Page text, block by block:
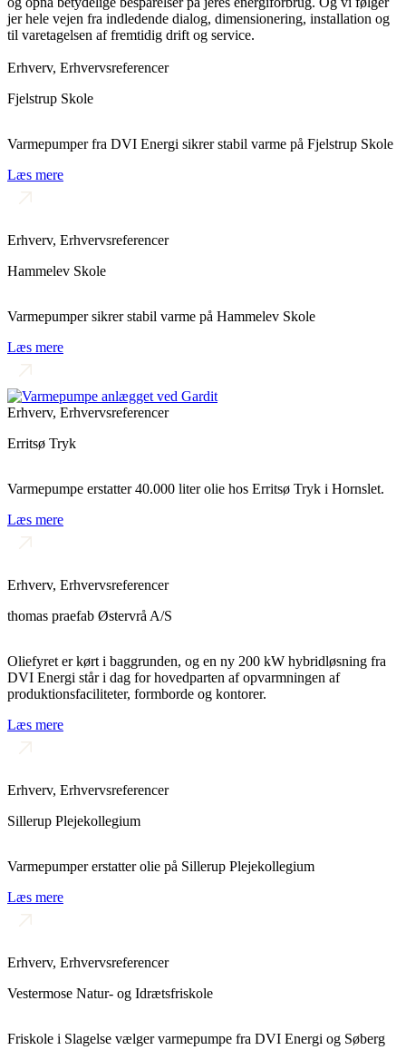
jer hele vejen fra indledende dialog, dimensionering, installation og
til varetagelsen af fremtidig drift og service.
Erhverv, Erhvervsreferencer
Fjelstrup Skole
Varmepumper fra DVI Energi sikrer stabil varme på Fjelstrup Skole
Læs mere
Erhverv, Erhvervsreferencer
Hammelev Skole
Varmepumper sikrer stabil varme på Hammelev Skole
Læs mere
Erhverv, Erhvervsreferencer
Erritsø Tryk
Varmepumpe erstatter 40.000 liter olie hos Erritsø Tryk i Hornslet.
Læs mere
Erhverv, Erhvervsreferencer
thomas praefab Østervrå A/S
Oliefyret er kørt i baggrunden, og en ny 200 kW hybridløsning fra
DVI Energi står i dag for hovedparten af opvarmningen af
produktionsfaciliteter, formborde og kontorer.
Læs mere
Erhverv, Erhvervsreferencer
Sillerup Plejekollegium
Varmepumper erstatter olie på Sillerup Plejekollegium
Læs mere
Erhverv, Erhvervsreferencer
Vestermose Natur- og Idrætsfriskole
Friskole i Slagelse vælger varmepumpe fra DVI Energi og Søberg